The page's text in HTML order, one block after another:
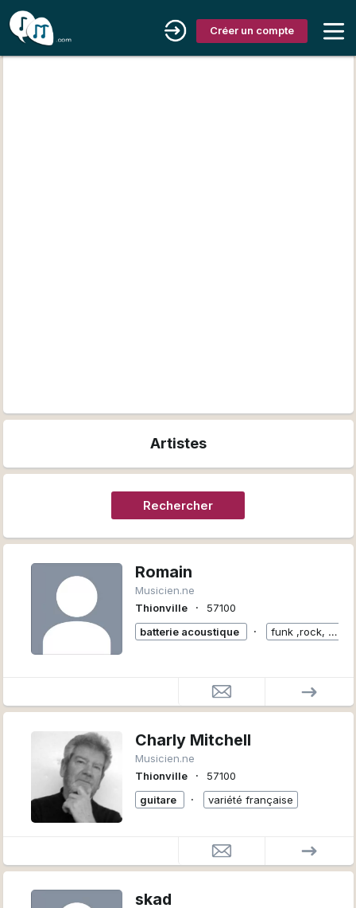
Créer un compte
Artistes
Rechercher
Romain
Musicien.ne
Thionville
∙
57100
batterie acoustique
∙ funk ,rock, jazz ,blues
Charly Mitchell
Musicien.ne
Thionville
∙
57100
guitare
∙ variété française
skad